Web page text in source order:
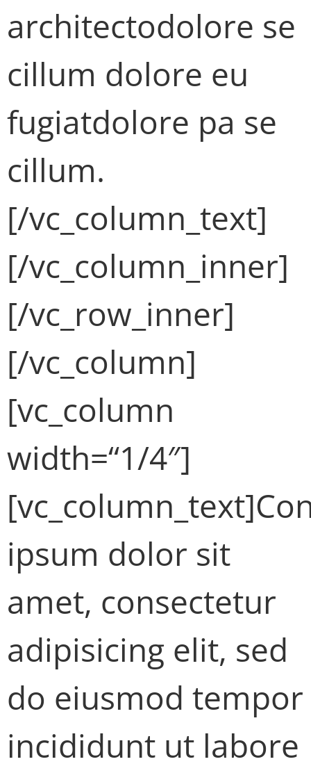
architectodolore se
cillum dolore eu
fugiatdolore pa se
cillum.
[/vc_column_text]
[/vc_column_inner]
[/vc_row_inner]
[/vc_column]
[vc_column
width=“1/4″]
ipsum dolor sit
amet, consectetur
adipisicing elit, sed
do eiusmod tempor
incididunt ut labore